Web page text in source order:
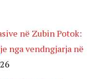
në Zubin Potok:
nga vendngjarja në